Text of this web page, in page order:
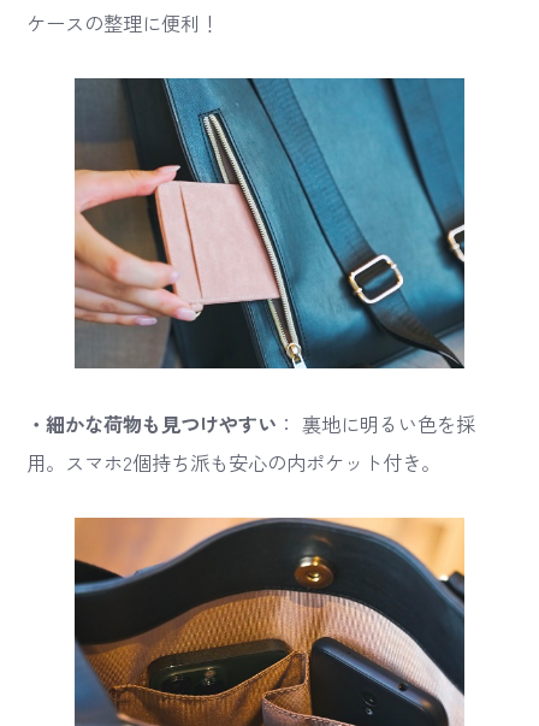
ケースの整理に便利！
・細かな荷物も見つけやすい ： 裏地に明るい色を採
用。スマホ2個持ち派も安心の内ポケット付き。